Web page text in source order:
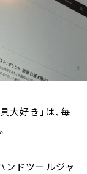
大好き」は、毎
ンドツールジャ